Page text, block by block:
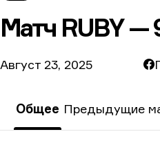
Матч RUBY —
Август 23, 2025
Общее Предыдущие